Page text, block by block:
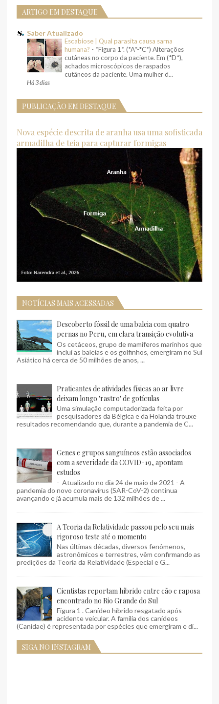
ARTIGO EM DESTAQUE
Saber Atualizado
Escabiose | Qual parasita causa sarna
humana? - *Figura 1*. (*A*-*C*) Alterações
cutâneas no corpo da paciente. Em (*D*),
achados microscópicos de raspados
cutâneos da paciente. Uma mulher d...
Há 3 dias
PUBLICAÇÃO EM DESTAQUE
Nova espécie descrita de aranha usa uma sofisticada
armadilha de teia para capturar formigas
NOTÍCIAS MAIS ACESSADAS
Descoberto fóssil de uma baleia com quatro
pernas no Peru, em clara transição evolutiva
Os cetáceos, grupo de mamíferos marinhos que
inclui as baleias e os golfinhos, emergiram no Sul
Asiático há cerca de 50 milhões de anos, ...
Praticantes de atividades físicas ao ar livre
deixam longo 'rastro' de gotículas
Uma simulação computadorizada feita por
pesquisadores da Bélgica e da Holanda trouxe
resultados recomendando que, durante a pandemia de C...
Genes e grupos sanguíneos estão associados
com a severidade da COVID-19, apontam
estudos
- Atualizado no dia 24 de maio de 2021 - A
pandemia do novo coronavírus (SAR-CoV-2) continua
avançando e já acumula mais de 132 milhões de ...
A Teoria da Relatividade passou pelo seu mais
rigoroso teste até o momento
Nas últimas décadas, diversos fenômenos,
astronômicos e terrestres, vêm confirmando as
predições da Teoria da Relatividade (Especial e G...
Cientistas reportam híbrido entre cão e raposa
encontrado no Rio Grande do Sul
Figura 1 . Canídeo híbrido resgatado após
acidente veicular. A família dos canídeos
(Canidae) é representada por espécies que emergiram e di...
SIGA NO INSTAGRAM